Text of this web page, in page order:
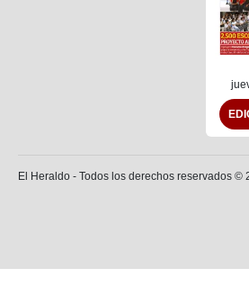
El Heraldo - Todos los derechos reservados ©